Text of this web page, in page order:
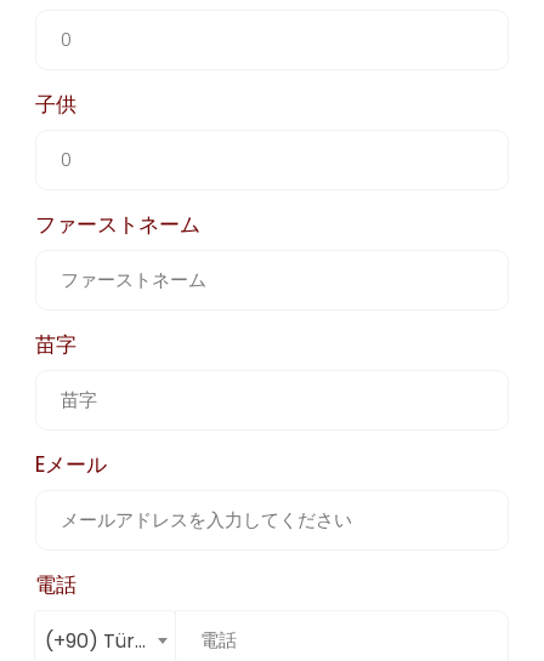
子供
ファーストネーム
苗字
Eメール
電話
(+90) Türkiye